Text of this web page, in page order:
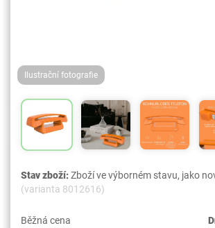
Ilustrační fotografie
Stav zboží:Zboží ve výborném stavu, jako
(varianta 8012616)
Běžná cena